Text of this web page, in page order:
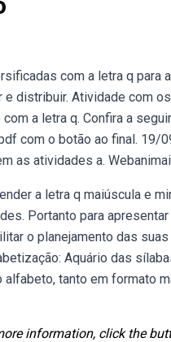
com a letra q para
distribuir. Atividade com
a letra q. Confira a
com o botão ao final.
as atividades a.
a letra q maiúscula e
Portanto para
o planejamento das
Aquário das
tanto em formato
information, click the